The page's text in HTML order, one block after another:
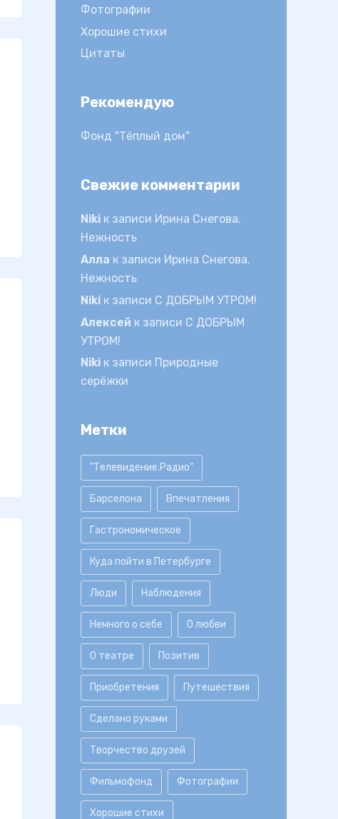
Фотографии
Хорошие стихи
Цитаты
Рекомендую
Фонд "Тёплый дом"
Свежие комментарии
Niki к записи Ирина Снегова.
Нежность
Алла к записи Ирина Снегова.
Нежность
Niki к записи С ДОБРЫМ УТРОМ!
Алексей к записи С ДОБРЫМ
УТРОМ!
Niki к записи Природные
серёжки
Метки
"Телевидение.Радио"
Барселона Впечатления
Гастрономическое
Куда пойти в Петербурге
Люди Наблюдения
Немного о себе О любви
О театре Позитив
Приобретения Путешествия
Сделано руками
Творчество друзей
Фильмофонд Фотографии
Хорошие стихи